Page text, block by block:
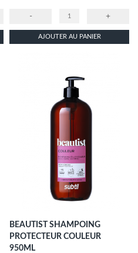
- +
AJOUTER AU PANIER
BEAUTIST SHAMPOING
PROTECTEUR COULEUR
950ML